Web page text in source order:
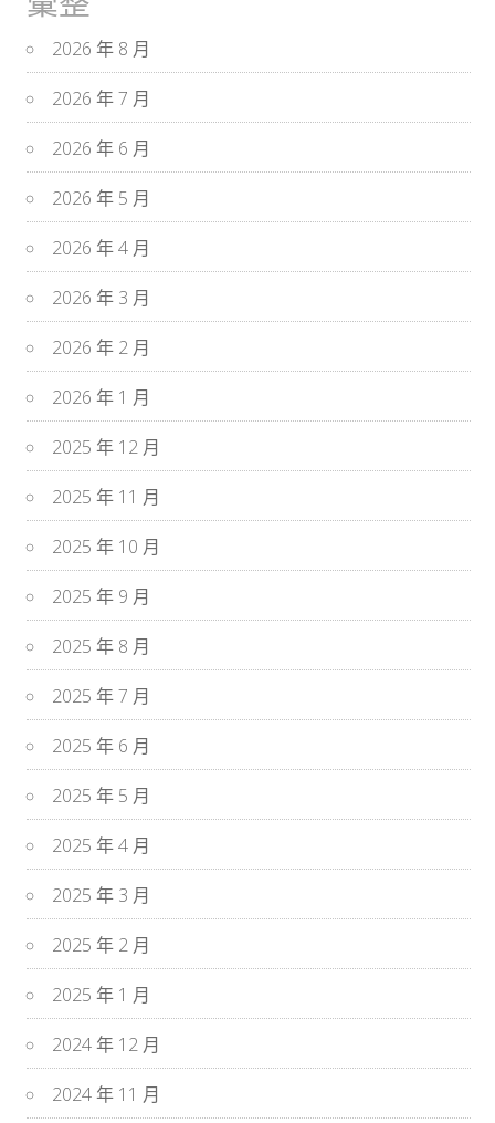
2026 年 8 月
2026 年 7 月
2026 年 6 月
2026 年 5 月
2026 年 4 月
2026 年 3 月
2026 年 2 月
2026 年 1 月
2025 年 12 月
2025 年 11 月
2025 年 10 月
2025 年 9 月
2025 年 8 月
2025 年 7 月
2025 年 6 月
2025 年 5 月
2025 年 4 月
2025 年 3 月
2025 年 2 月
2025 年 1 月
2024 年 12 月
2024 年 11 月